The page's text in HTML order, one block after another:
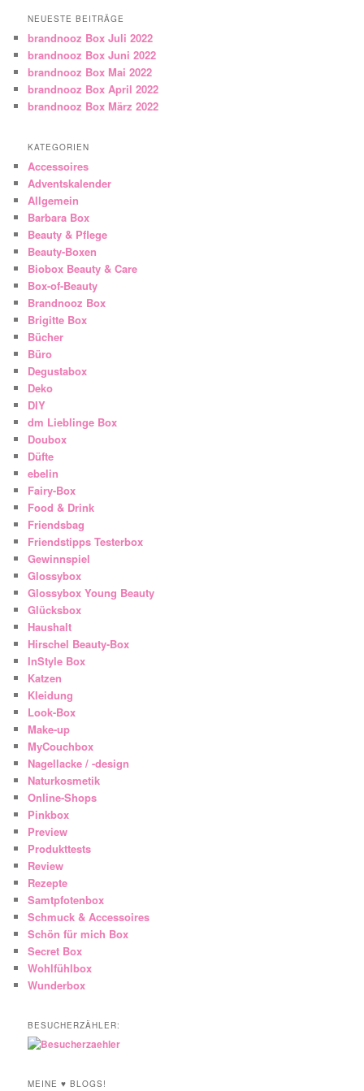
NEUESTE BEITRÄGE
brandnooz Box Juli 2022
brandnooz Box Juni 2022
brandnooz Box Mai 2022
brandnooz Box April 2022
brandnooz Box März 2022
KATEGORIEN
Accessoires
Adventskalender
Allgemein
Barbara Box
Beauty & Pflege
Beauty-Boxen
Biobox Beauty & Care
Box-of-Beauty
Brandnooz Box
Brigitte Box
Bücher
Büro
Degustabox
Deko
DIY
dm Lieblinge Box
Doubox
Düfte
ebelin
Fairy-Box
Food & Drink
Friendsbag
Friendstipps Testerbox
Gewinnspiel
Glossybox
Glossybox Young Beauty
Glücksbox
Haushalt
Hirschel Beauty-Box
InStyle Box
Katzen
Kleidung
Look-Box
Make-up
MyCouchbox
Nagellacke / -design
Naturkosmetik
Online-Shops
Pinkbox
Preview
Produkttests
Review
Rezepte
Samtpfotenbox
Schmuck & Accessoires
Schön für mich Box
Secret Box
Wohlfühlbox
Wunderbox
BESUCHERZÄHLER:
MEINE ♥ BLOGS!